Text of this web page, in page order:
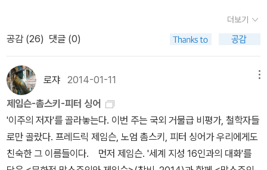
도가 전혀 거부감이 없다. 잘난척한다는 생각도 들지 않는다. 오히려
거장을 만나는 느낌이랄까 뭐 그런 기분이 든다.촘스키는 또한 자연
과학자들에 대하여 인문학을 공부할 것은 요구한다. 이런 모습을 보
면 미국이 우리보다 앞서가긴 간 모양이다른 생각도 든다. 그가 우리
보다 30년 앞서 선진 이론을 정립, 설파해서가 아니라 이미 30년 전
에 공공연하게 이런 주장을 공공연하게 하고도 무사할 수 있었다는 -
아니, 오히려 저명한 학자의 반열에 오를 수 있었다는점에서.
남겼는데, 아쉽게도 '30분에 읽는' 시리즈는 모두 절판되었다). 뒤에
흡사한 책(들)이 또 나왔다(그나저나 책 정리 진척이 너무 더뎌 걱정
이다. 미세먼지로, 책 먼지로 아기를 집 안팎에서 고생시키는 것 같
다). 911 테러에 이은 이라크 전쟁, 신자유주의 세계화, 그리고 반전-
대안세계화 운동 등의 고갱잇말로 요약되는 국제 정세와 맞물려, 노
엄 촘스키는 2000년대에 특히 쉽게 접할 수 있는 이름이었다(뭔가
있어 보이는, 혹은 왠지 촘촘한 논증을 했을 것만 같은 이름빨도 있었
다고 여긴다. 촘스키는 벨라루스의 성姓이라 한다). 2005년에는 Pr
ospect와 Foreign Policy가 실시한 'Top 100 Public Intellectu
더보기
공감 (26) 댓글 (0)
로쟈 2014-01-11
제임슨-촘스키-피터 싱어
'이주의 저자'를 골라놓는다. 이번 주는 국외 거물급 비평가, 철학자들
로만 골랐다. 프레드릭 제임슨, 노엄 촘스키, 피터 싱어가 우리에게도
친숙한 그 이름들이다. 먼저 제임슨. '세계 지성 16인과의 대화'를